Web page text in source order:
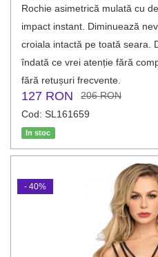
Rochie asimetrică mulată cu
impact instant. Diminuează
croiala intactă pe toată seara.
îndată ce vrei atenție fără
fără retușuri frecvente.
127 RON
206 RON
Cod: SL161659
In stoc
- 40%